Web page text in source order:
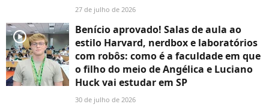
27 de julho de 2026
player2
Benício aprovado! Salas de aula ao
estilo Harvard, nerdbox e laboratórios
com robôs: como é a faculdade em que
o filho do meio de Angélica e Luciano
Huck vai estudar em SP
30 de julho de 2026